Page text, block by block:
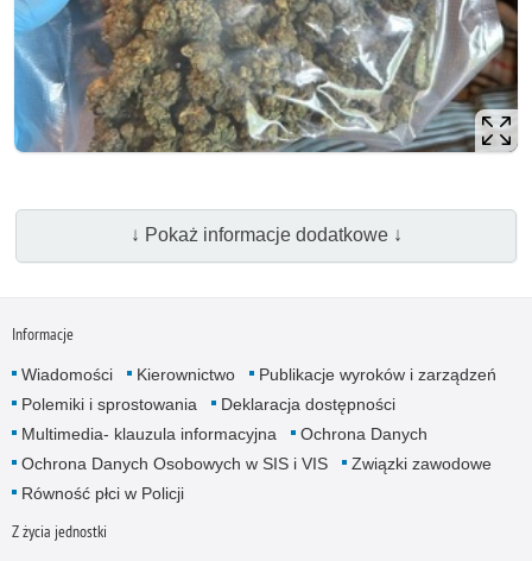
↓ Pokaż informacje dodatkowe ↓
Informacje
Wiadomości Kierownictwo
Publikacje wyroków i zarządzeń
Polemiki i sprostowania
Deklaracja dostępności
Multimedia- klauzula informacyjna
Ochrona Danych
Ochrona Danych Osobowych w SIS i VIS
Związki zawodowe
Równość płci w Policji
Z życia jednostki